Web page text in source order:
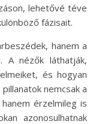
lehetővé téve
fázisait.
hanem a
A nézők láthatják,
és hogyan
nemcsak a
érzelmileg is
azonosulhatnak